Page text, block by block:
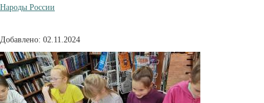
Народы России
Добавлено: 02.11.2024